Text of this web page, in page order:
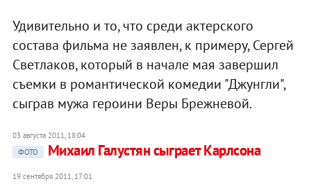
Удивительно и то, что среди актерского
состава фильма не заявлен, к примеру, Сергей
Светлаков, который в начале мая завершил
съемки в романтической комедии "Джунгли",
сыграв мужа героини Веры Брежневой.
03 августа 2011, 18:04
ФОТО
Михаил Галустян сыграет Карлсона
19 сентября 2011, 17:01